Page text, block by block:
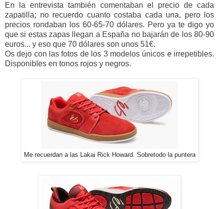
En la entrevista también comentaban el precio de cada
zapatilla; no recuerdo cuanto costaba cada una, pero los
precios rondaban los 60-65-70 dólares. Pero ya te digo yo
que si estas zapas llegan a España no bajarán de los 80-90
euros... y eso que 70 dólares son unos 51€.
Os dejo con las fotos de los 3 modelos únicos e irrepetibles.
Disponibles en tonos rojos y negros.
Me recuerdan a las Lakai Rick Howard. Sobretodo la puntera